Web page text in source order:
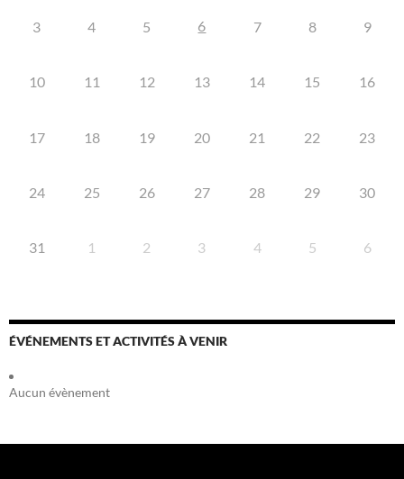
3 4 5 6 7 8 9
10 11 12 13 14 15 16
17 18 19 20 21 22 23
24 25 26 27 28 29 30
31 1 2 3 4 5 6
ÉVÉNEMENTS ET ACTIVITÉS À VENIR
Aucun évènement